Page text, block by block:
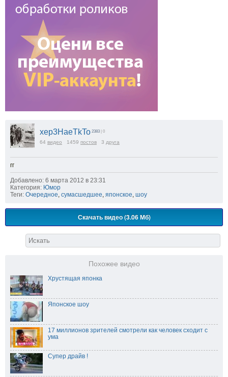
xep3HaeTkTo 2383 | 0
64 видео 1459 постов 3 друга
гг
Добавлено: 6 марта 2012 в 23:31
Категория: Юмор
Теги: Очередное сумасшедшее японское шоу
Скачать видео (3.06 Мб)
Похожее видео
Хрустящая японка
Японское шоу
17 миллионов зрителей смотрели как человек сходит с
ума
Супер драйв !